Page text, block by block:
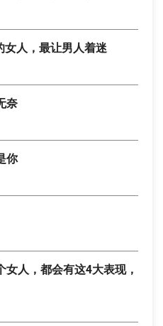
女人，最让男人着迷
奈
你
人，都会有这4大表现，